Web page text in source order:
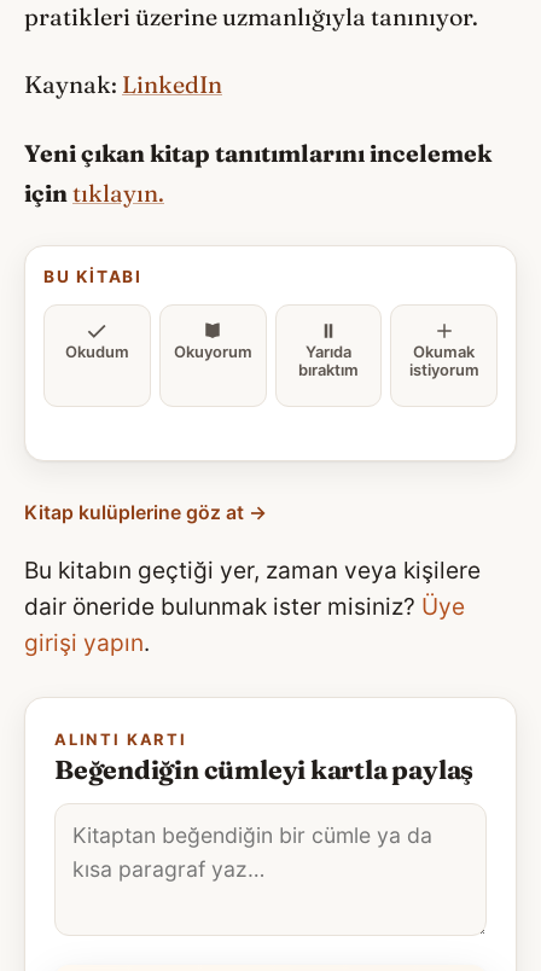
pratikleri üzerine uzmanlığıyla tanınıyor.
Kaynak: LinkedIn
Yeni çıkan kitap tanıtımlarını incelemek
içintıklayın.
BU KITABI
Okudum Okuyorum
Yarıda
bıraktım
Okumak
istiyorum
Kitap kulüplerine göz at →
Bu kitabın geçtiği yer, zaman veya kişilere
dair öneride bulunmak ister misiniz? Üye
girişi yapın.
ALINTI KARTI
Beğendiğin cümleyi kartla paylaş
Alıntı
metni